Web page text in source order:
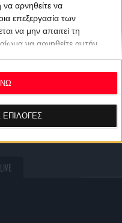
να αρνηθείτε να
επεξεργασία των
να μην απαιτεί τη
να αρνηθείτε αυτήν
πάσα στιγμή
και κάνοντας κλικ στο
της ιστοσελίδας.
ΕΠΙΛΟΓΕΣ